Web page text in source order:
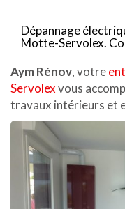
Dépannage
Motte-Servolex.
Aym Rénov, votre
Servolexvous
travaux intérieurs et